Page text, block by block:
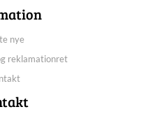
nye
reklamationret